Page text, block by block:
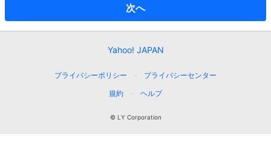
次へ
Yahoo! JAPAN
プライバシーポリシー
プライバシーセンター
規約
ヘルプ
© LY Corporation